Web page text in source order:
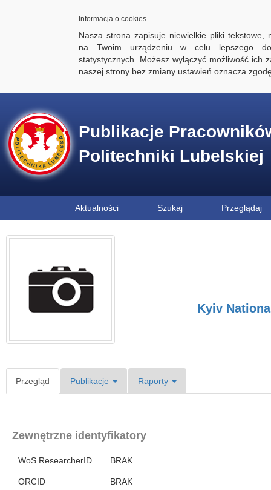
Informacja o cookies
Nasza strona zapisuje niewielkie pliki tekstowe,
na Twoim urządzeniu w celu lepszego
statystycznych. Możesz wyłączyć możliwość ich
naszej strony bez zmiany ustawień oznacza
Publikacje
Politechniki Lubelskiej
Aktualności Szukaj Przeglądaj
Kyiv
Przegląd Publikacje Raporty
Zewnętrzne identyfikatory
WoS ResearcherID BRAK
ORCID BRAK